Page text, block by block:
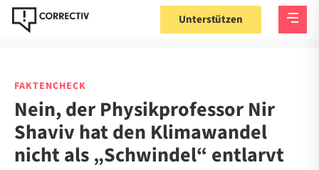
Unterstützen
FAKTENCHECK
Nein, der Physikprofessor Nir
Shaviv hat den Klimawandel
nicht als „Schwindel“ entlarvt